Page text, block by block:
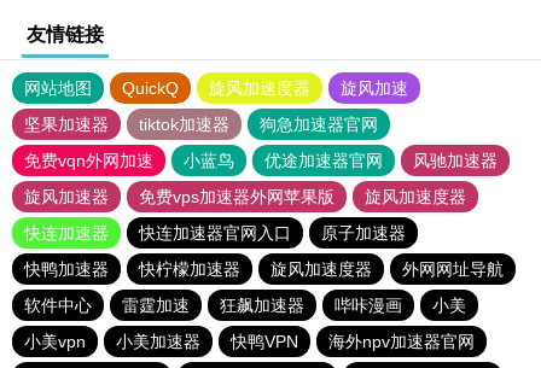
友情链接
网站地图 QuickQ 旋风加速度器
旋风加速
坚果加速器
tiktok加速器
狗急加速器官网
免费vqn外网加速
小蓝鸟 优途加速器官网
风驰加速器
旋风加速器
免费vps加速器外网苹果版
旋风加速度器
快连加速器
快连加速器官网入口
原子加速器
快鸭加速器
快柠檬加速器 旋风加速度器
外网网址导航
软件中心
雷霆加速 狂飙加速器 哔咔漫画
小美
小美vpn
小美加速器 快鸭VPN 海外npv加速器官网